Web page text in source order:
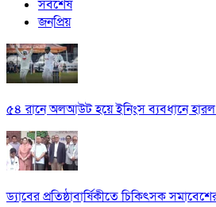
সর্বশেষ
জনপ্রিয়
৫৪ রানে অলআউট হয়ে ইনিংস ব্যবধানে হারল
ড্যাবের প্রতিষ্ঠাবার্ষিকীতে চিকিৎসক